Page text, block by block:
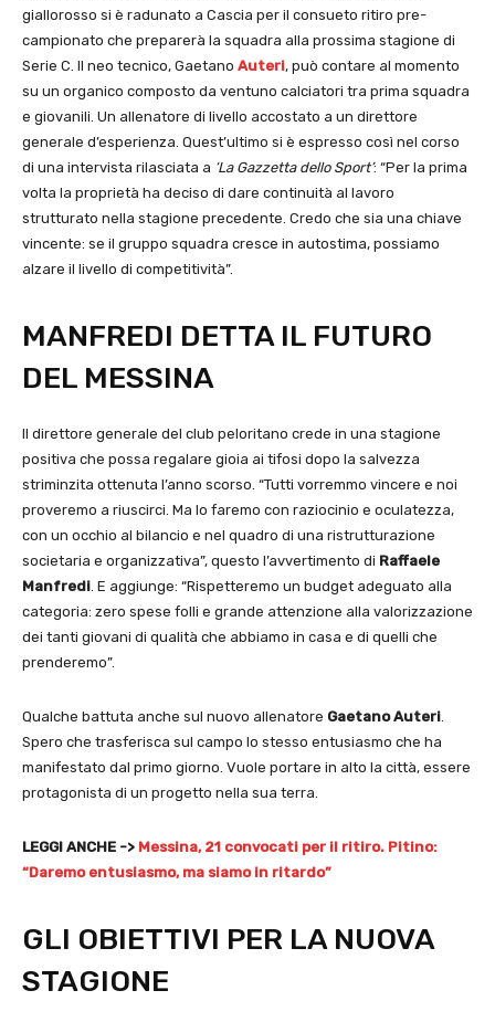
giallorosso si è radunato a Cascia per il consueto ritiro pre-
campionato che preparerà la squadra alla prossima stagione di
Serie C. Il neo tecnico, Gaetano Auteri, può contare al momento
su un organico composto da ventuno calciatori tra prima squadra
e giovanili. Un allenatore di livello accostato a un direttore
generale d’esperienza. Quest’ultimo si è espresso così nel corso
di una intervista rilasciata a ‘La Gazzetta dello Sport’: “Per la prima
volta la proprietà ha deciso di dare continuità al lavoro
strutturato nella stagione precedente. Credo che sia una chiave
vincente: se il gruppo squadra cresce in autostima, possiamo
alzare il livello di competitività”.
MANFREDI DETTA IL FUTURO
DEL MESSINA
Il direttore generale del club peloritano crede in una stagione
positiva che possa regalare gioia ai tifosi dopo la salvezza
striminzita ottenuta l’anno scorso. “Tutti vorremmo vincere e noi
proveremo a riuscirci. Ma lo faremo con raziocinio e oculatezza,
con un occhio al bilancio e nel quadro di una ristrutturazione
societaria e organizzativa”, questo l’avvertimento di Raffaele
Manfredi. E aggiunge: “Rispetteremo un budget adeguato alla
categoria: zero spese folli e grande attenzione alla valorizzazione
dei tanti giovani di qualità che abbiamo in casa e di quelli che
prenderemo”.
Qualche battuta anche sul nuovo allenatore Gaetano Auteri.
Spero che trasferisca sul campo lo stesso entusiasmo che ha
manifestato dal primo giorno. Vuole portare in alto la città, essere
protagonista di un progetto nella sua terra.
LEGGI ANCHE -> Messina, 21 convocati per il ritiro. Pitino:
“Daremo entusiasmo, ma siamo in ritardo”
GLI OBIETTIVI PER LA NUOVA
STAGIONE